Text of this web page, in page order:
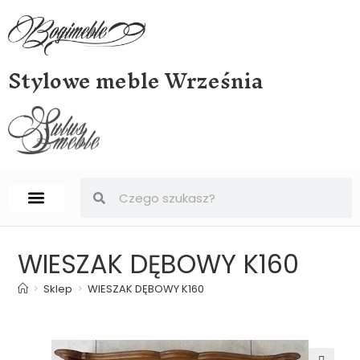
Stylowe meble Września
WIESZAK DĘBOWY K160
> Sklep > WIESZAK DĘBOWY K160